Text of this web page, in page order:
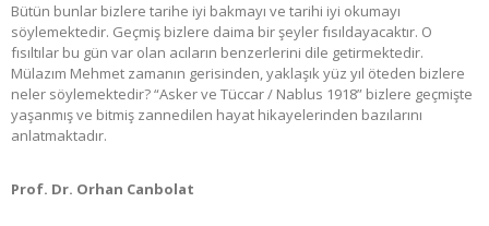
Bütün bunlar bizlere tarihe iyi bakmayı ve tarihi iyi okumayı
söylemektedir. Geçmiş bizlere daima bir şeyler fısıldayacaktır. O
fısıltılar bu gün var olan acıların benzerlerini dile getirmektedir.
Mülazım Mehmet zamanın gerisinden, yaklaşık yüz yıl öteden bizlere
neler söylemektedir? “Asker ve Tüccar / Nablus 1918” bizlere geçmişte
yaşanmış ve bitmiş zannedilen hayat hikayelerinden bazılarını
anlatmaktadır.
Prof. Dr. Orhan Canbolat